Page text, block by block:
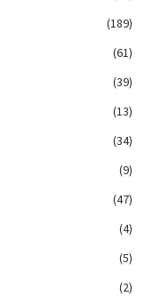
(189)
(61)
(39)
(13)
(34)
(9)
(47)
(4)
(5)
(2)